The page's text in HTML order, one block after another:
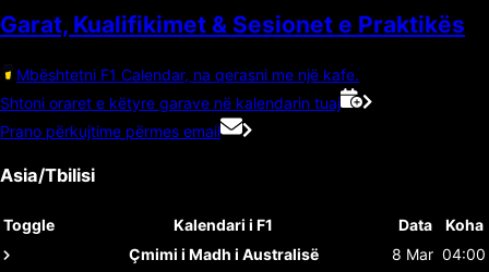
Garat, Kualifikimet & Sesionet e Praktikës
Mbështetni F1 Calendar, na qerasni me një kafe.
Shtoni oraret e këtyre garave në kalendarin tuaj
Prano përkujtime përmes email
Asia/Tbilisi
Toggle Kalendari i F1 Data
Koha
Çmimi i Madh i Australisë
8 Mar 04:00